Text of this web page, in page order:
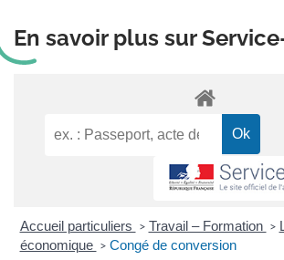
En savoir plus sur
Accueil particuliers > Travail – Formation >
économique > Congé de conversion